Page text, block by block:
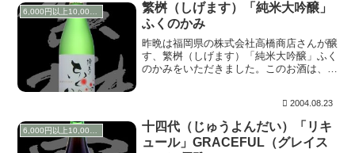
繁桝（しげます）「純米大吟醸」
ふくのかみ
昨晩は福岡県の株式会社高橋商店さんが醸
す、繁桝（しげます）「純米大吟醸」ふく
のかみをいただきました。このお酒は、博
んのりとフルーティーに香ります。含むと
ソフトな口当...
2004.08.23
十四代（じゅうよんだい）「リキ
ュール」GRACEFUL（グレイス